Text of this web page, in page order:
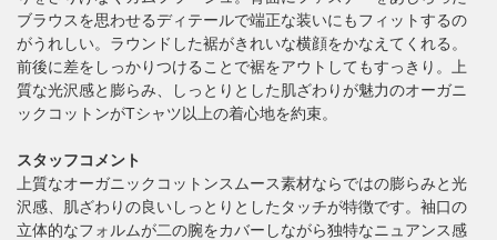
ブラウスを思わせるディテールで端正な装いにもフィットするの
がうれしい。ラウンドした裾がきれいな横顔をかなえてくれる。
前後に差をしっかりつけることで裾をアウトしてもすっきり。上
質な光沢感と膨らみ、しっとりとした肌ざわりが魅力のオーガニ
ックコットンがTシャツ以上の着心地を約束。
スタッフコメント
上質なオーガニックコットンスムース素材ならではの膨らみと光
沢感、肌ざわりの良いしっとりとしたタッチが特徴です。袖口の
立体的なフォルムが二の腕をカバーしながら独特なニュアンス感